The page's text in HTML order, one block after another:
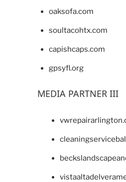
oaksofa.com
soultacohtx.com
capishcaps.com
gpsyfl.org
MEDIA PARTNER III